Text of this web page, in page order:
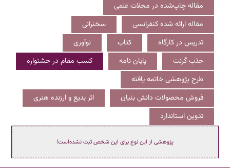
مقاله چاپ‌شده در مجلات علمی
مقاله ارائه شده کنفرانسی
سخنرانی
تدریس در کارگاه
کتاب
نوآوری
جذب گرنت
پایان نامه
کسب مقام در جشنواره
طرح پژوهشی خاتمه یافته
فروش محصولات دانش بنیان
اثر بدیع و ارزنده هنری
تدوین استاندارد
پژوهشی از این نوع برای این شخص ثبت نشده‌است!